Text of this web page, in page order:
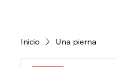
Inicio Una pierna